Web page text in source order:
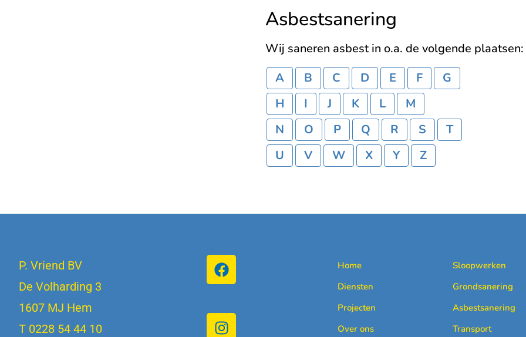
Asbestsanering
Wij saneren asbest in o.a. de volgende plaatsen:
A
B C D E F
G
H
I J K L
M
N
O P Q R S
T
U
V W X Y Z
P. Vriend BV
De Volharding 3
1607 MJ Hem
T 0228 54 44 10
Home
Diensten
Projecten
Over ons
Sloopwerken
Grondsanering
Asbestsanering
Transport